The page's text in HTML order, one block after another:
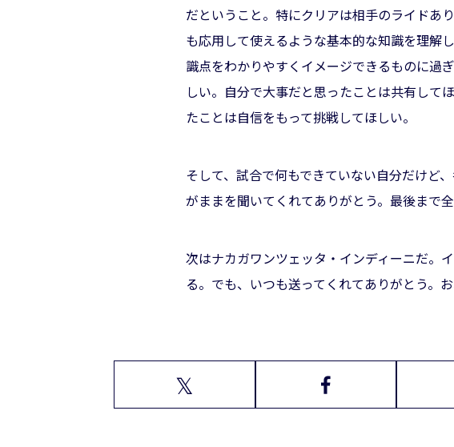
だということ。特にクリアは相手のライドあ
も応用して使えるような基本的な知識を理解
識点をわかりやすくイメージできるものに過
しい。自分で大事だと思ったことは共有して
たことは自信をもって挑戦してほしい。
そして、試合で何もできていない自分だけど
がままを聞いてくれてありがとう。最後まで全
次はナカガワンツェッタ・インディーニだ。
る。でも、いつも送ってくれてありがとう。
𝕏